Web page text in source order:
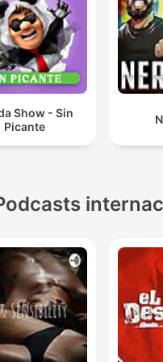
Show - Sin
Picante